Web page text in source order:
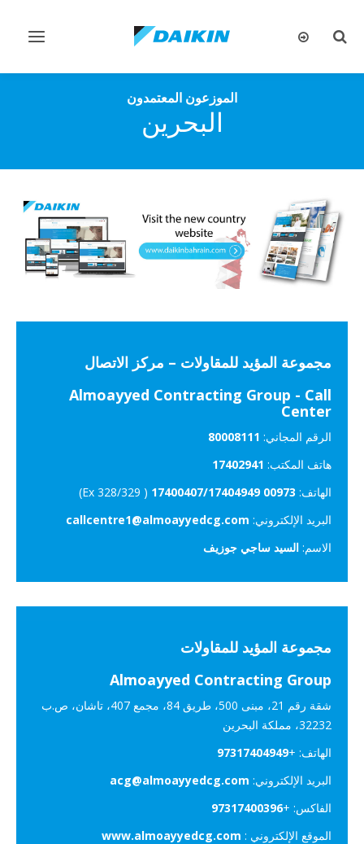
تبديل
تبديل
الموزعون المعتمدون
البحرين
مجموعة المؤيد للمقاولات – مركز الاتصال
Almoayyed Contracting Group - Call
Center
الرقم المجاني: 80008111
هاتف المكتب: 17402941
الهاتف: 00973 17400407/17404949
( Ex 328/329)
البريد الإلكتروني: callcentre1@almoayyedcg.com
الاسم: السيد ساجي جوزيف
مجموعة المؤيد للمقاولات
Almoayyed Contracting Group
شقة رقم 21، مبنى 500، طريق 84، مجمع 407، تاشان، ص.ب
32232، مملكة البحرين
الهاتف: +97317404949
البريد الإلكتروني: acg@almoayyedcg.com
الفاكس: +97317400396
الموقع الإلكتروني : www.almoayyedcg.com